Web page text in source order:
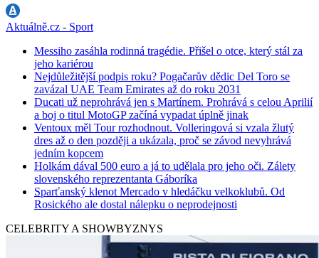
Aktuálně.cz - Sport
Messiho zasáhla rodinná tragédie. Přišel o otce, který stál za
jeho kariérou
Nejdůležitější podpis roku? Pogačarův dědic Del Toro se
zavázal UAE Team Emirates až do roku 2031
Ducati už neprohrává jen s Martínem. Prohrává s celou Aprilií
a boj o titul MotoGP začíná vypadat úplně jinak
Ventoux měl Tour rozhodnout. Volleringová si vzala žlutý
dres až o den později a ukázala, proč se závod nevyhrává
jedním kopcem
Holkám dával 500 euro a já to udělala pro jeho oči. Zálety
slovenského reprezentanta Gáboríka
Sparťanský klenot Mercado v hledáčku velkoklubů. Od
Rosického ale dostal nálepku o neprodejnosti
CELEBRITY A SHOWBYZNYS